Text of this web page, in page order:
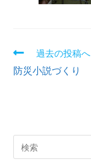
過去の投稿へ
防災小説づくり